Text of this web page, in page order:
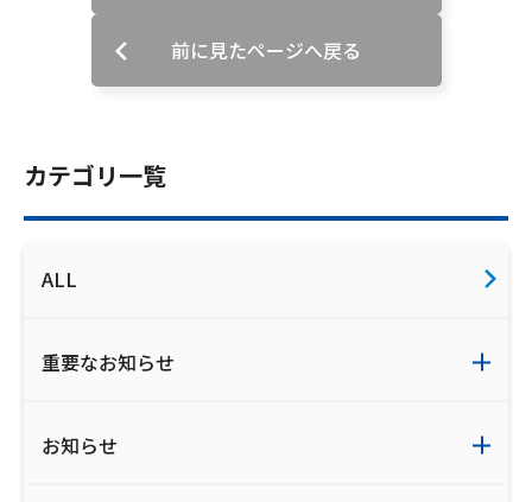
安全・安心ガイド
放送番組審議会議事録
カテゴリ一覧
ALL
重要なお知らせ
お知らせ
前に見たページへ戻る